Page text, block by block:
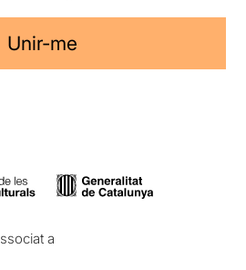
Unir-me
a